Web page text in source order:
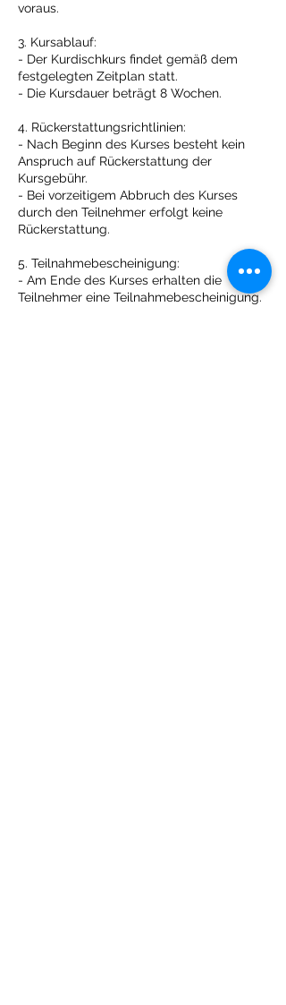
voraus.
3. Kursablauf:
- Der Kurdischkurs findet gemäß dem
festgelegten Zeitplan statt.
- Die Kursdauer beträgt 8 Wochen.
4. Rückerstattungsrichtlinien:
- Nach Beginn des Kurses besteht kein
Anspruch auf Rückerstattung der
Kursgebühr.
- Bei vorzeitigem Abbruch des Kurses
durch den Teilnehmer erfolgt keine
Rückerstattung.
5. Teilnahmebescheinigung:
- Am Ende des Kurses erhalten die
Teilnehmer eine Teilnahmebescheinigung.